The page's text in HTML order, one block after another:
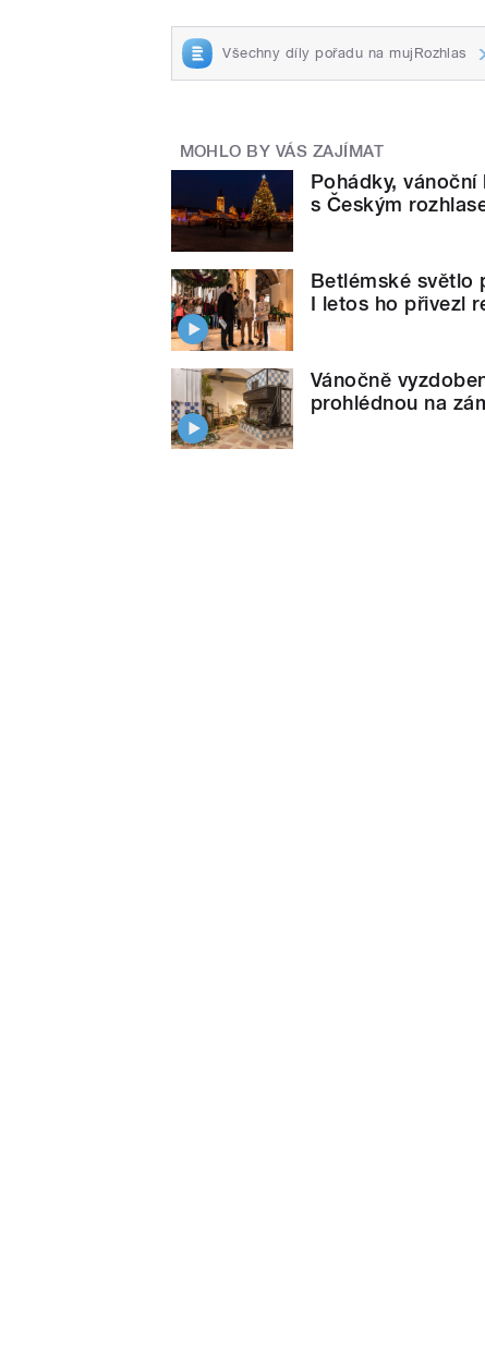
Všechny díly pořadu na mujRozhlas
MOHLO BY VÁS ZAJÍMAT
Pohádky,
s Českým
Betlémské světlo
I letos ho přivezl
Vánočně
prohlédnou na